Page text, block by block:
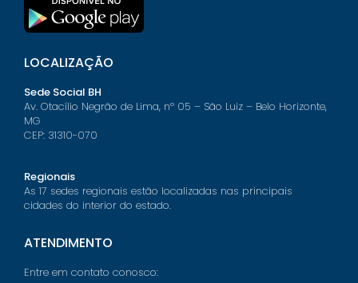
LOCALIZAÇÃO
Sede Social BH
Av. Otacílio Negrão de Lima, nº 05 – São Luiz – Belo Horizonte,
MG
CEP: 31310-070
Regionais
As 17 sedes regionais estão localizadas nas principais
cidades do interior do estado.
ATENDIMENTO
Entre em contato conosco: